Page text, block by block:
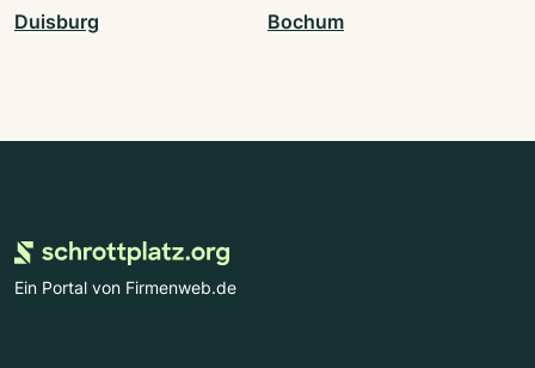
Duisburg Bochum
Ein Portal von Firmenweb.de